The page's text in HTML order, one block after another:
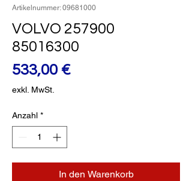
Artikelnummer: 09681000
VOLVO 257900
85016300
533,00 €Preis
exkl. MwSt.
Anzahl *
In den Warenkorb